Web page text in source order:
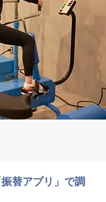
替アプリ」で調